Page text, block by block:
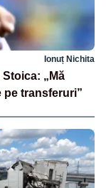
Ionuț Nichita
„Mă
pe transferuri”